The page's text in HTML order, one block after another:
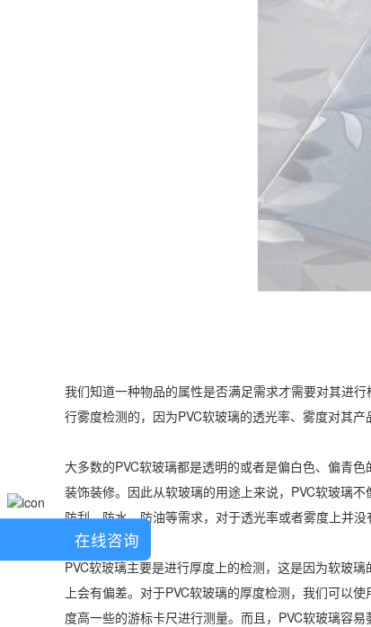
我们知道一种物品的属性是否满足需求才需要对其进
行雾度检测的，因为PVC软玻璃的透光率、雾度对其产
大多数的PVC软玻璃都是透明的或者是偏白色、偏青
装饰装修。因此从软玻璃的用途上来说，PVC软玻璃
防刮、防水、防油等需求，对于透光率或者雾度上并没
PVC软玻璃主要是进行厚度上的检测，这是因为软玻
上会有偏差。对于PVC软玻璃的厚度检测，我们可以
度高一些的游标卡尺进行测量。而且，PVC软玻璃容
在线咨询